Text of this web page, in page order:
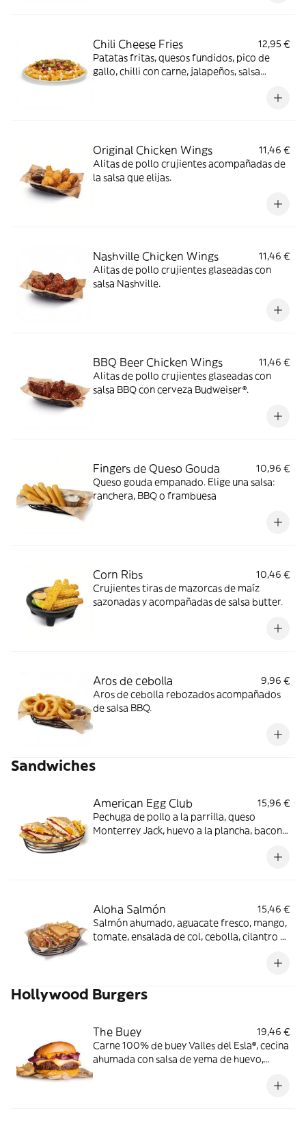
Chili Cheese Fries
12,95 €
Patatas fritas, quesos fundidos, pico de
gallo, chilli con carne, jalapeños, salsa
Original Chicken Wings
11,46 €
Alitas de pollo crujientes acompañadas de
la salsa que elijas.
Nashville Chicken Wings
11,46 €
Alitas de pollo crujientes glaseadas con
salsa Nashville.
BBQ Beer Chicken Wings
11,46 €
Alitas de pollo crujientes glaseadas con
salsa BBQ con cerveza Budweiser®.
Fingers de Queso Gouda
10,96 €
Queso gouda empanado. Elige una salsa:
ranchera, BBQ o frambuesa
Corn Ribs
10,46 €
Crujientes tiras de mazorcas de maíz
sazonadas y acompañadas de salsa butter.
Aros de cebolla
9,96 €
Aros de cebolla rebozados acompañados
de salsa BBQ.
Sandwiches
American Egg Club
15,96 €
Pechuga de pollo a la parrilla, queso
Monterrey Jack, huevo a la plancha, bacon
salsa mayo-wey en pan tostado con pipas
Aloha Salmón
15,46 €
Salmón ahumado, aguacate fresco, mango,
tomate, ensalada de col, cebolla, cilantro y
mínimo 24 horas.
Hollywood Burgers
The Buey
19,46 €
Carne 100% de buey Valles del Esla®, cecina
ahumada con salsa de yema de huevo,